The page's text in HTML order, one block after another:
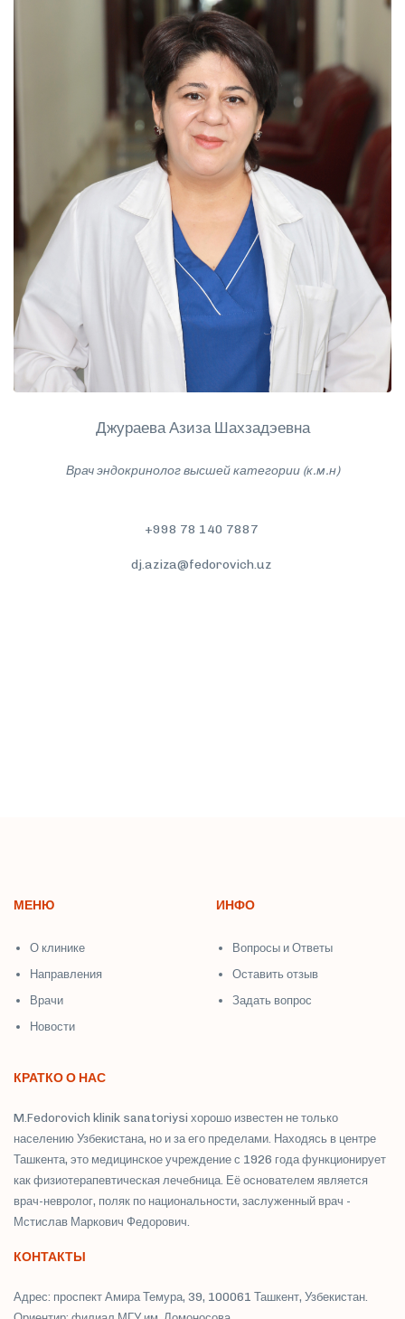
Джураева Азиза Шахзадэевна
Врач эндокринолог высшей категории (к.м.н)
+998 78 140 7887
dj.aziza@fedorovich.uz
МЕНЮ
О клинике
Направления
Врачи
Новости
ИНФО
Вопросы и Ответы
Оставить отзыв
Задать вопрос
КРАТКО О НАС
M.Fedorovich klinik sanatoriysi хорошо известен не только
населению Узбекистана, но и за его пределами. Находясь в центре
Ташкента, это медицинское учреждение с 1926 года функционирует
как физиотерапевтическая лечебница. Её основателем является
врач-невролог, поляк по национальности, заслуженный врач -
Мстислав Маркович Федорович.
КОНТАКТЫ
Адрес: проспект Амира Темура, 39, 100061 Ташкент, Узбекистан.